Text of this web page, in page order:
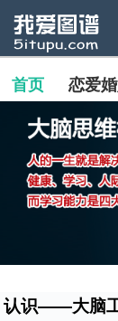
首页 恋爱
认识——大脑